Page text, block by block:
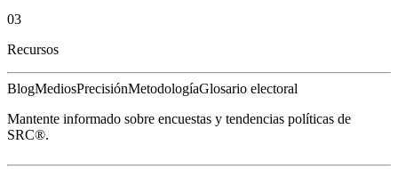
03
Recursos
BlogMediosPrecisiónMetodologíaGlosario electoral
Mantente informado sobre encuestas y tendencias políticas de
SRC®.